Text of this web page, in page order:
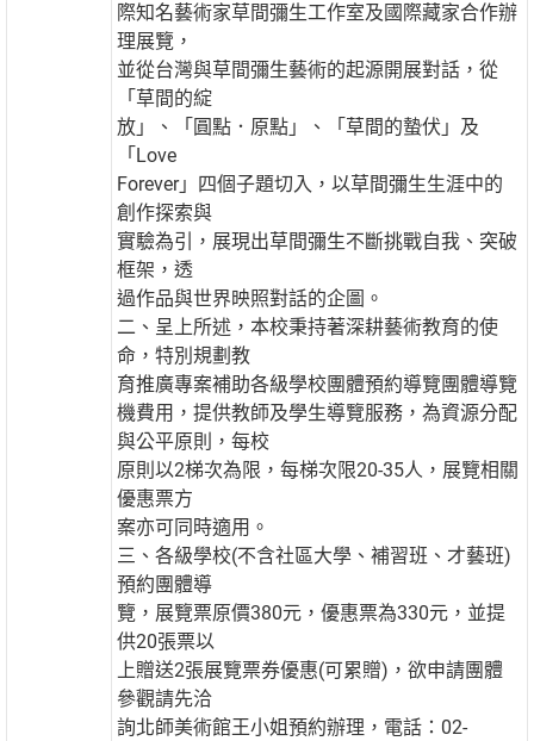
際知名藝術家草間彌生工作室及國際藏家合作辦
理展覽，
並從台灣與草間彌生藝術的起源開展對話，從
「草間的綻
放」、「圓點．原點」、「草間的蟄伏」及
「Love
Forever」四個子題切入，以草間彌生生涯中的
創作探索與
實驗為引，展現出草間彌生不斷挑戰自我、突破
框架，透
過作品與世界映照對話的企圖。
二、呈上所述，本校秉持著深耕藝術教育的使
命，特別規劃教
育推廣專案補助各級學校團體預約導覽團體導覽
機費用，提供教師及學生導覽服務，為資源分配
與公平原則，每校
原則以2梯次為限，每梯次限20-35人，展覽相關
優惠票方
案亦可同時適用。
三、各級學校(不含社區大學、補習班、才藝班)
預約團體導
覽，展覽票原價380元，優惠票為330元，並提
供20張票以
上贈送2張展覽票券優惠(可累贈)，欲申請團體
參觀請先洽
詢北師美術館王小姐預約辦理，電話：02-